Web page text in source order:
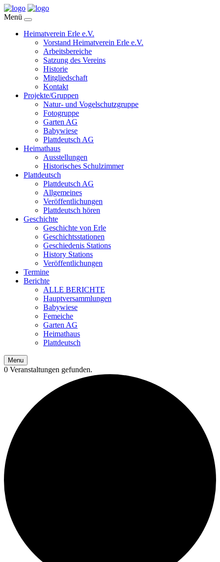
Menü
Heimatverein Erle e.V.
Vorstand Heimatverein Erle e.V.
Arbeitsbereiche
Satzung des Vereins
Historie
Mitgliedschaft
Kontakt
Projekte/Gruppen
Natur- und Vogelschutzgruppe
Fotogruppe
Garten AG
Babywiese
Plattdeutsch AG
Heimathaus
Ausstellungen
Historisches Schulzimmer
Plattdeutsch
Plattdeutsch AG
Allgemeines
Veröffentlichungen
Plattdeutsch hören
Geschichte
Geschichte von Erle
Geschichtsstationen
Geschiedenis Stations
History Stations
Veröffentlichungen
Termine
Berichte
ALLE BERICHTE
Hauptversammlungen
Babywiese
Femeiche
Garten AG
Heimathaus
Plattdeutsch
Menu
0 Veranstaltungen gefunden.